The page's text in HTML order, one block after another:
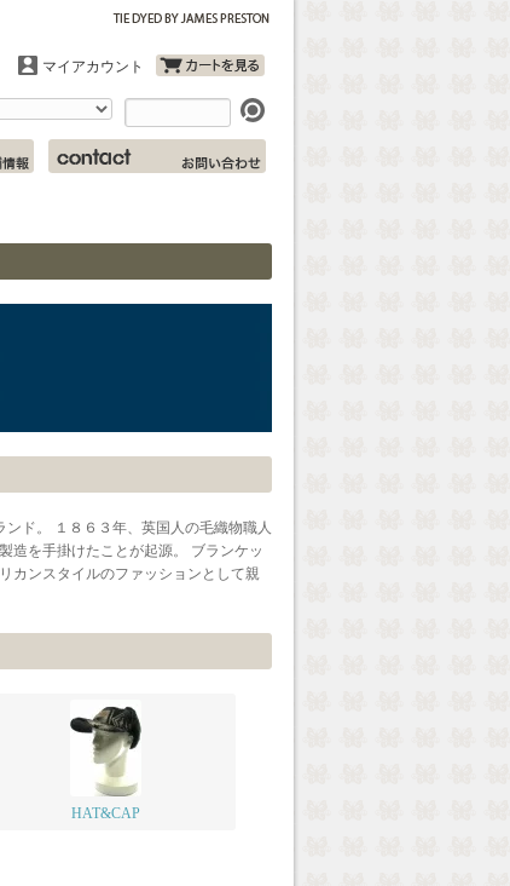
マイアカウント
ド。 １８６３年、英国人の毛織物職人
造を手掛けたことが起源。 ブランケッ
カンスタイルのファッションとして親
HAT&CAP